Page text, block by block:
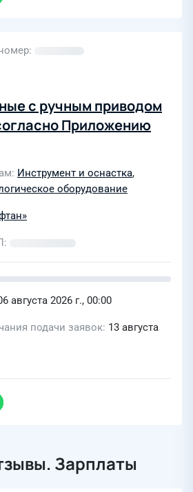
с ручным приводом
Приложению
Инструмент и оснастка,
оборудование
августа 2026 г., 00:00
подачи заявок 13 августа
Зарплаты